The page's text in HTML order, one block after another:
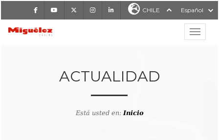
FacebookYoutube InstagramLinkedIn CHILE Español
MIGUÉLEZ CABLES
ACTUALIDAD
Está usted en:Inicio